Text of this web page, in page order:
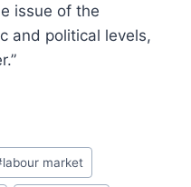
issue of the
and political levels,
labour market